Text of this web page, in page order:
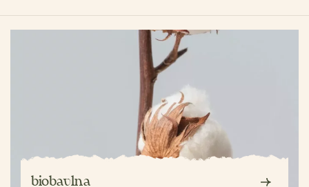
biobavlna